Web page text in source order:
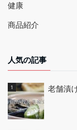
健康
商品紹介
人気の記事
老舗漬